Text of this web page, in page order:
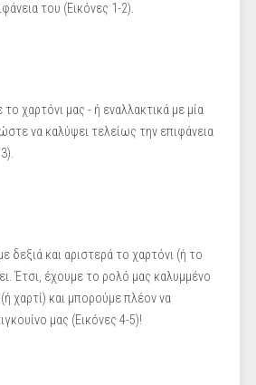
του (Εικόνες 1-2).
χαρτόνι μας - ή εναλλακτικά με μία
να καλύψει τελείως την επιφάνεια
δεξιά και αριστερά το χαρτόνι (ή το
Έτσι, έχουμε το ρολό μας καλυμμένο
χαρτί) και μπορούμε πλέον να
μας (Εικόνες 4-5)!